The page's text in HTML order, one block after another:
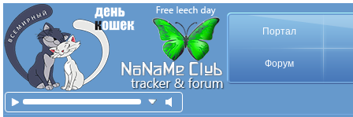
Портал
Форум